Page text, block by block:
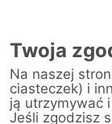
Warsztat
Strona główna/
Twoja
Na naszej
ciasteczek) i
ją utrzymywać
Jeśli zgodzisz